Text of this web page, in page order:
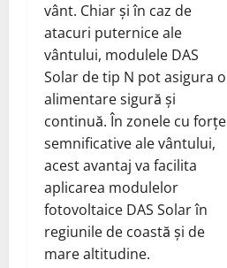
vânt. Chiar și în caz de
atacuri puternice ale
vântului, modulele DAS
Solar de tip N pot asigura o
alimentare sigură și
continuă. În zonele cu forțe
semnificative ale vântului,
acest avantaj va facilita
aplicarea modulelor
fotovoltaice DAS Solar în
regiunile de coastă și de
mare altitudine.